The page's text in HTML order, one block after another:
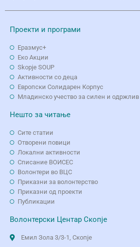
Проекти и програми
Еразмус+
Еко Aкции
Skopje SOUP
Активности со деца
Европски Солидарен Корпус
Младинско учество за силен и
Нешто за читање
Сите статии
Отворени повици
Локални активности
Списание ВОИСЕС
Волонтери во ВЦС
Приказни за волонтерство
Приказни од проекти
Публикации
Волонтерски Центар Скопје
Емил Зола 3/3-1, Скопје